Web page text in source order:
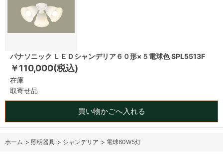
パナソニック ＬＥＤシャンデリア６０形×５電球色 SPL5513F
￥110,000(税込)
在庫
取寄せ品
買い物かごへ入れる
ホーム > 照明器具 > シャンデリア > 電球60W5灯